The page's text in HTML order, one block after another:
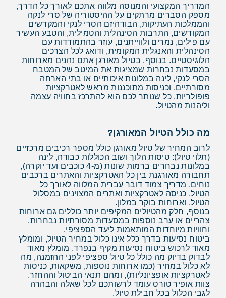
המדריך המקצועי והמנוסה מלווה אתכם לאורך כל הדרך,
מספק הסברים מרתקים על ההיסטוריה של סרי לנקה
והממלכות העתיקות, הבודהיזם הסרי לנקי והמקדשים
המקודשים, התרבות הסינהלית והטמילית, והטבע העשיר
עם פילים, נמרים ולווייתנים, עוזר בהתמודדות עם
הסינהלית והאנגלית המקומית, ודואג לכל הצרכים
הלוגיסטיים. בנוסף, בטיול מאורגן אתם נהנים מארוחות
במסעדות נבחרות שמציגות את המיטב של המטבח
הסרי לנקי, לינה במלונות איכותיים או בתי הארחה
מסורתיים, וכניסות מתוכננות מראש לאטרקציות
פופולריות. כל שנותר לכם הוא להתרכז בחוויה עצמה
וליהנות מהטיול.
מה כולל הטיול המאורגן?
לרוב המחיר של טיול מאורגן כולל מספר רכיבים מרכזיים
(תלוי טיול): טיסות הלוך ושוב הכוללות כבודה, לינה
במלונות נבחרים ברמות שונות (מ-4 כוכבים ועד יוקרה),
תחבורה מאורגנת בין כל האטרקציות והאתרים ברכבים
נוחים, מדריך צמוד דובר עברית המלווה לאורך כל
הטיול, כניסה לאטרקציות ואתרים המצוינים במסלול
הטיול, וארוחות בוקר במלון.
בנוסף, חלק מהטיולים המקיפים יותר כוללים גם ארוחות
צהריים או ערב נוספות במסעדות מסורתיות נבחרות,
וחוויות מיוחדות המותאמות ליעד הספציפי.
ביטוח נסיעות בדרך כלל אינו כלול במחיר הטיול, ומומלץ
מאוד לרכוש ביטוח נסיעות מקיף בנפרד. מומלץ מאוד
לבדוק בדיוק מה כולל כל טיול ספציפי לפני ההזמנה, מה
לא כלול במחיר (כמו ארוחות נוספות, משקאות, כניסות
לאטרקציות אופציונליות), ומהם תנאי הביטול וההחזר.
צוות אופיר טורס עומד לרשותכם לכל שאלה והבהרה
לגבי הכלול בכל חבילת טיול.